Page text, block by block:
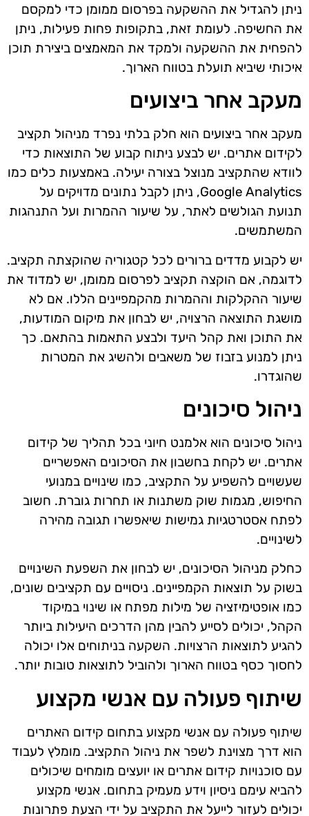
ניתן להגדיל את ההשקעה בפרסום ממומן כדי למקסם
את החשיפה. לעומת זאת, בתקופות פחות פעילות, ניתן
להפחית את ההשקעה ולמקד את המאמצים ביצירת תוכן
איכותי שיביא תועלת בטווח הארוך.
מעקב אחר ביצועים
מעקב אחר ביצועים הוא חלק בלתי נפרד מניהול תקציב
לקידום אתרים. יש לבצע ניתוח קבוע של התוצאות כדי
לוודא שהתקציב מנוצל בצורה יעילה. באמצעות כלים כמו
Google Analytics, ניתן לקבל נתונים מדויקים על
תנועת הגולשים לאתר, על שיעור ההמרות ועל התנהגות
המשתמשים.
יש לקבוע מדדים ברורים לכל קטגוריה שהוקצתה תקציב.
לדוגמה, אם הוקצה תקציב לפרסום ממומן, יש למדוד את
שיעור ההקלקות וההמרות מהקמפיינים הללו. אם לא
מושגת התוצאה הרצויה, יש לבחון את מיקום המודעות,
את התוכן ואת קהל היעד ולבצע התאמות בהתאם. כך
ניתן למנוע בזבוז של משאבים ולהשיג את המטרות
שהוגדרו.
ניהול סיכונים
ניהול סיכונים הוא אלמנט חיוני בכל תהליך של קידום
אתרים. יש לקחת בחשבון את הסיכונים האפשריים
שעשויים להשפיע על התקציב, כמו שינויים במנועי
החיפוש, מגמות שוק משתנות או תחרות גוברת. חשוב
לפתח אסטרטגיות גמישות שיאפשרו תגובה מהירה
לשינויים.
כחלק מניהול הסיכונים, יש לבחון את השפעת השינויים
בשוק על תוצאות הקמפיינים. ניסויים עם תקציבים שונים,
כמו אופטימיזציה של מילות מפתח או שינוי במיקוד
הקהל, יכולים לסייע להבין מהן הדרכים היעילות ביותר
להגיע לתוצאות הרצויות. השקעה בניתוחים אלו יכולה
לחסוך כסף בטווח הארוך ולהוביל לתוצאות טובות יותר.
שיתוף פעולה עם אנשי מקצוע
שיתוף פעולה עם אנשי מקצוע בתחום קידום האתרים
הוא דרך מצוינת לשפר את ניהול התקציב. מומלץ לעבוד
עם סוכנויות קידום אתרים או יועצים מומחים שיכולים
להביא עימם ניסיון וידע מעמיק בתחום. אנשי מקצוע
יכולים לעזור לייעל את התקציב על ידי הצעת פתרונות